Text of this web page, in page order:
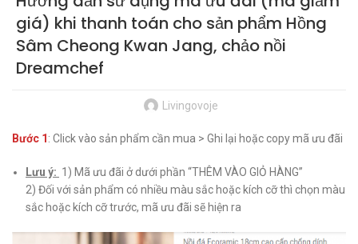
giá) khi thanh toán cho sản phẩm Hồng
Sâm Cheong Kwan Jang, chảo nồi
Dreamchef
Livingovoje
Bước 1 : Click vào sản phẩm cần mua > Ghi lại hoặc copy mã ưu đãi
Lưu ý: 1) Mã ưu đãi ở dưới phần “THÊM VÀO GIỎ HÀNG”
2) Đối với sản phẩm có nhiều màu sắc hoặc kích cỡ thì chọn màu
sắc hoặc kích cỡ trước, mã ưu đãi sẽ hiện ra